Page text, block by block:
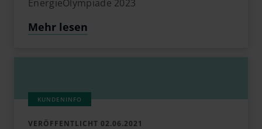
EnergieOlympiade 2023
Mehr lesen
VERÖFFENTLICHT 02.06.2021